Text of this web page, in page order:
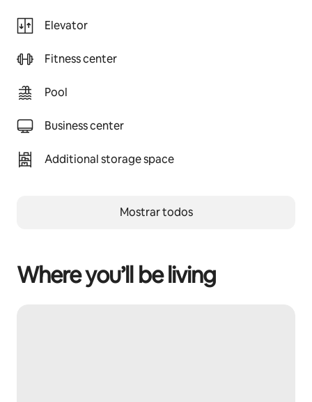
Elevator
Fitness center
Pool
Business center
Additional storage space
Mostrar todos
Where you’ll be living